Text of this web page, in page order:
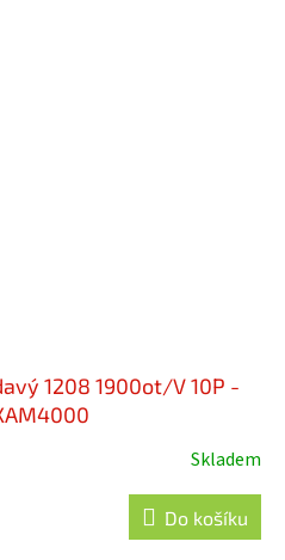
1208 1900ot/V 10P -
Skladem
Do košíku